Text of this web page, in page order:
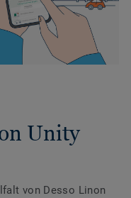
Unity
von Desso Linon